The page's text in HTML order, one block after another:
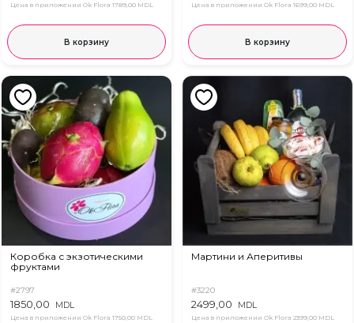
Цена в приложении Ok Flora 1789,00 MDL
В корзину
Цена в приложении Ok Flora 1699,00 MDL
В корзину
Коробка с экзотическими
фруктами
#2797
1850,00 MDL
Цена в приложении Ok Flora 1750,00 MDL
Мартини и Аперитивы
#3220
2499,00 MDL
Цена в приложении Ok Flora 2399,00 MDL